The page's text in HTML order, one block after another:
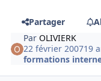
Partager
ParOLIVIERK
22 février 200719
formations